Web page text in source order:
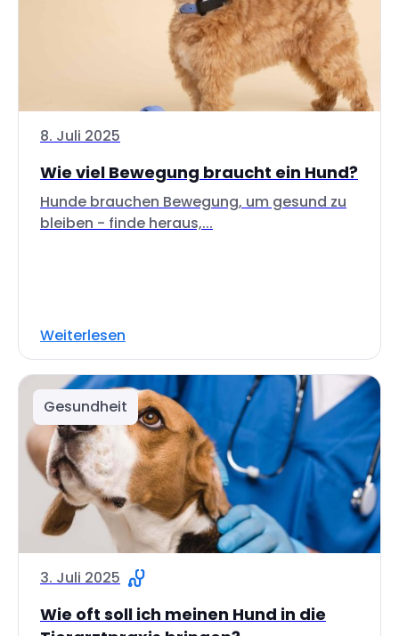
8. Juli 2025
Wie viel Bewegung braucht ein Hund?
Hunde brauchen Bewegung, um gesund zu
bleiben - finde heraus,...
Weiterlesen
Gesundheit
3. Juli 2025
Wie oft soll ich meinen Hund in die